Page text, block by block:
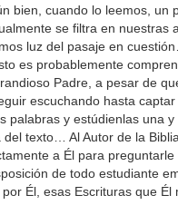
bien, cuando lo leemos, un
se filtra en nuestras
luz del pasaje en
es probablemente
Padre, a pesar de
escuchando hasta
palabras y estúdienlas una
del texto… Al Autor de la
a Él para
de todo estudiante
Él, esas Escrituras que Él